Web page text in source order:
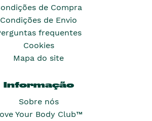
de Compra
Condições de Envio
frequentes
Cookies
Mapa do site
Informação
Sobre nós
Your Body Club™